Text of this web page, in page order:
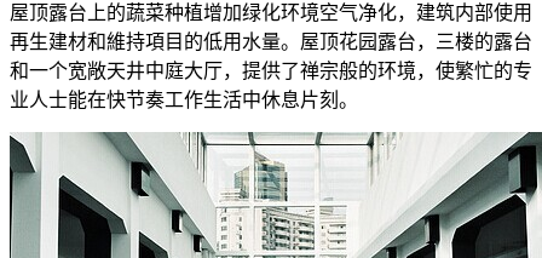
屋顶露台上的蔬菜种植增加绿化环境空气净化，建筑内部使用
再生建材和維持項目的低用水量。屋顶花园露台，三楼的露台
和一个宽敞天井中庭大厅，提供了禅宗般的环境，使繁忙的专
业人士能在快节奏工作生活中休息片刻。